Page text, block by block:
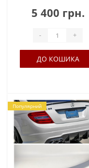
5 400 грн.
- +
ДО КОШИКА
Популярний